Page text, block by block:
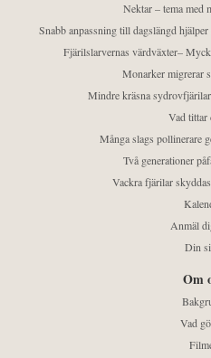
Nektar – tema med
Snabb anpassning till dagslängd
Fjärilslarvernas värdväxter–
Monarker migrerar
Mindre kräsna
Vad tittar
Många slags pollinerare
Två generationer
Vackra fjärilar
Anmäl
Din
Om
Vad